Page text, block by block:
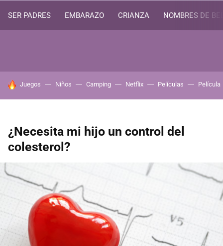
SER PADRES EMBARAZO CRIANZA NOMBRES DE
HOY SE HABLA DE
Juegos Niños Camping Netflix Películas Película
¿Necesita mi hijo un control del
colesterol?